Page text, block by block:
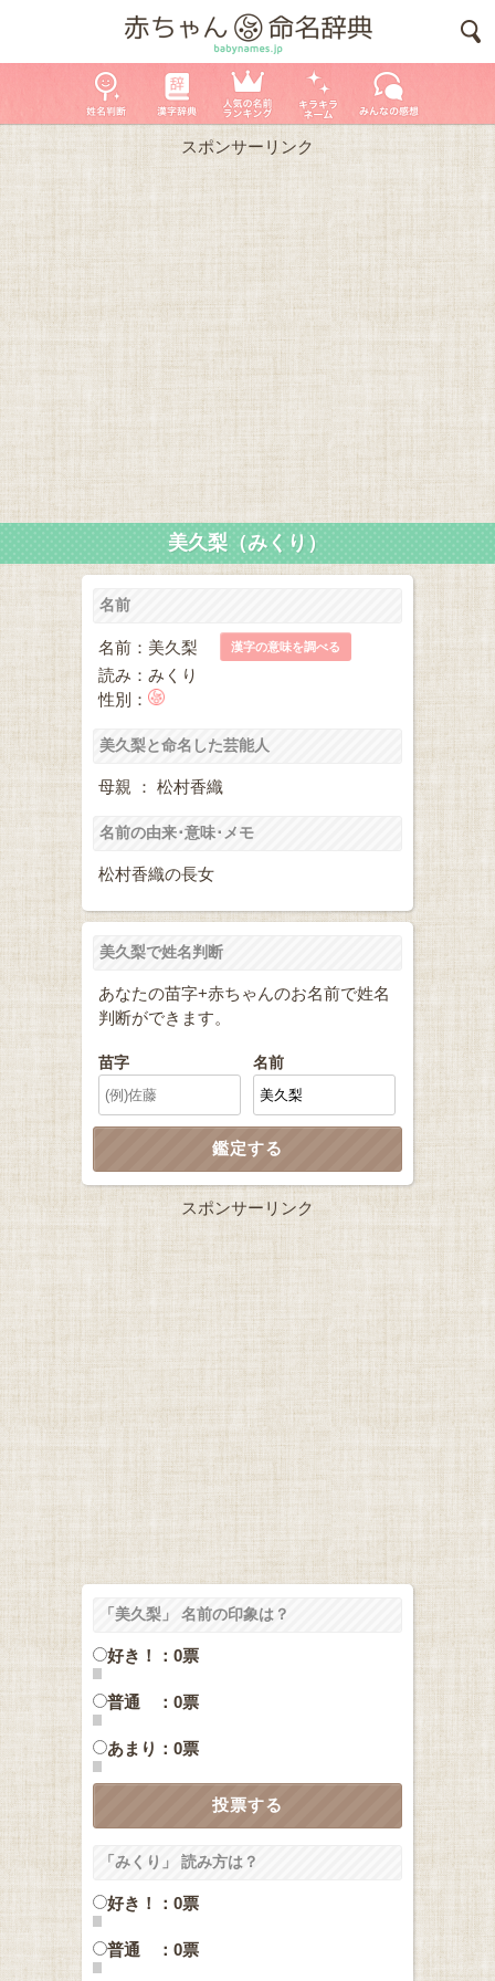
スポンサーリンク
美久梨（みくり）
名前
名前：美久梨 漢字の意味を調べる
読み：みくり
性別：
美久梨と命名した芸能人
母親 ： 松村香織
名前の由来･意味･メモ
松村香織の長女
美久梨で姓名判断
あなたの苗字+赤ちゃんのお名前で姓名
判断ができます。
苗字 名前
スポンサーリンク
「美久梨」 名前の印象は？
好き！：0票
普通 ：0票
あまり：0票
「みくり」 読み方は？
好き！：0票
普通 ：0票